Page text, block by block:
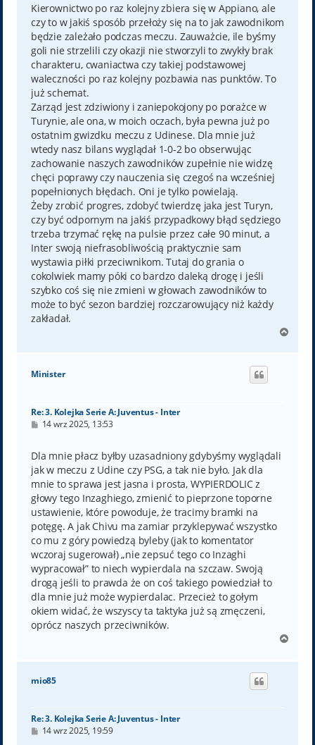
Kierownictwo po raz kolejny zbiera się w Appiano, ale
czy to w jakiś sposób przełoży się na to jak zawodnikom
będzie zależało podczas meczu. Zauważcie, ile byśmy
goli nie strzelili czy okazji nie stworzyli to zwykły brak
charakteru, cwaniactwa czy takiej podstawowej
waleczności po raz kolejny pozbawia nas punktów. To
już schemat.
Zarząd jest zdziwiony i zaniepokojony po porażce w
Turynie, ale ona, w moich oczach, była pewna już po
ostatnim gwizdku meczu z Udinese. Dla mnie już
wtedy nasz bilans wyglądał 1-0-2 bo obserwując
zachowanie naszych zawodników zupełnie nie widzę
chęci poprawy czy nauczenia się czegoś na wcześniej
popełnionych błędach. Oni je tylko powielają.
Żeby zrobić progres, zdobyć twierdzę jaka jest Turyn,
czy być odpornym na jakiś przypadkowy błąd sędziego
trzeba trzymać rękę na pulsie przez całe 90 minut, a
Inter swoją niefrasobliwością praktycznie sam
wystawia piłki przeciwnikom. Tutaj do grania o
cokolwiek mamy póki co bardzo daleką drogę i jeśli
szybko coś się nie zmieni w głowach zawodników to
może to być sezon bardziej rozczarowujący niż każdy
zakładał.
g
Minister
Re: 3. Kolejka Serie A: Juventus - Inter
P
t
14 wrz 2025, 13:53
Dla mnie płacz byłby uzasadniony gdybyśmy wyglądali
jak w meczu z Udine czy PSG, a tak nie było. Jak dla
mnie to sprawa jest jasna i prosta, WYPIERDOLIC z
głowy tego Inzaghiego, zmienić to pieprzone toporne
ustawienie, które powoduje, że tracimy bramki na
potęgę. A jak Chivu ma zamiar przyklepywać wszystko
co mu z góry powiedzą byleby (jak to komentator
wczoraj sugerował) „nie zepsuć tego co Inzaghi
wypracował” to niech wypierdala na szczaw. Swoją
drogą jeśli to prawda że on coś takiego powiedział to
dla mnie już może wypierdalac. Przecież to gołym
okiem widać, że wszyscy ta taktyka już są zmęczeni,
oprócz naszych przeciwników.
g
mio85
Re: 3. Kolejka Serie A: Juventus - Inter
P14 wrz 2025, 19:59